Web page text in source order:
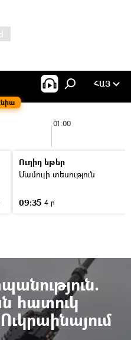
ՀԱՅ
01:00
Ուղիղ եթեր
Մամուլի տեսություն
09:35 4 ր
հատուկ